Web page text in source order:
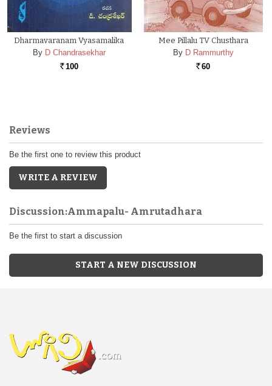
Dharmavaranam Vyasamalika
By D Chandrasekhar
Rs. 100
Mee Pillalu TV Chusthara
By D Rammurthy
Rs. 60
Reviews
Be the first one to review this product
WRITE A REVIEW
Discussion:Ammapalu- Amrutadhara
Be the first to start a discussion
START A NEW DISCUSSION